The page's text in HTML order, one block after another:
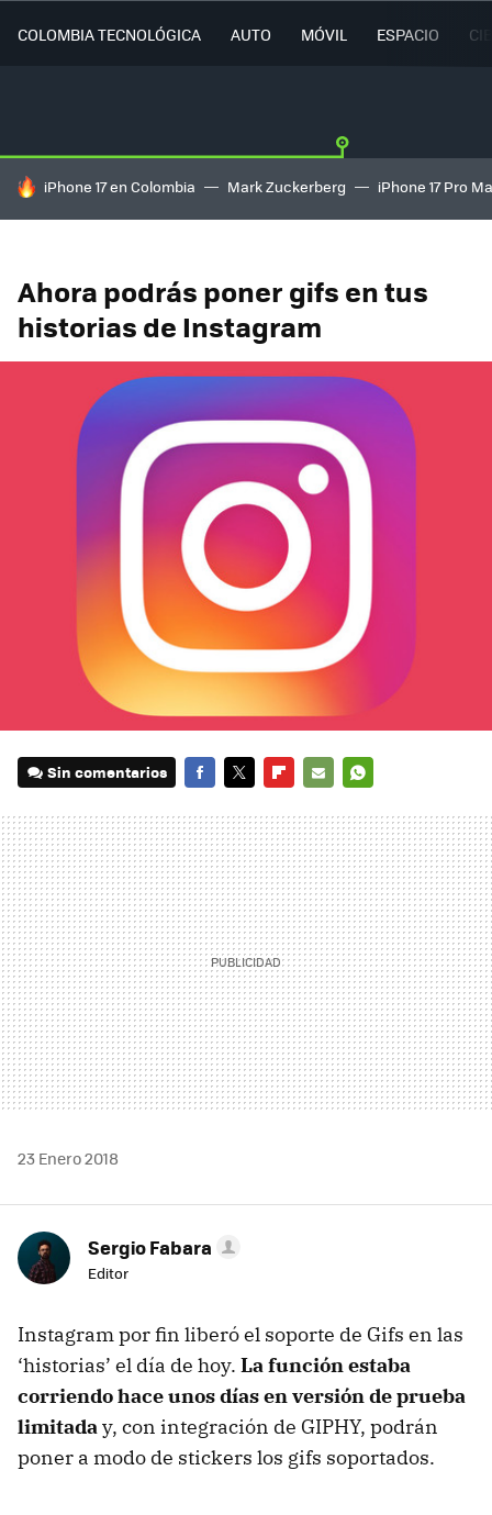
COLOMBIA TECNOLÓGICA AUTO MÓVIL ESPACIO
HOY SE HABLA DE
iPhone 17 en Colombia Mark Zuckerberg iPhone 17 Pro
Ahora podrás poner gifs en tus
historias de Instagram
Sin comentarios
MAIL
23 Enero 2018
Sergio Fabara
Editor
Instagram por fin liberó el soporte de Gifs en las
‘historias’ el día de hoy. La función estaba
corriendo hace unos días en versión de prueba
limitaday, con integración de GIPHY, podrán
poner a modo de stickers los gifs soportados.